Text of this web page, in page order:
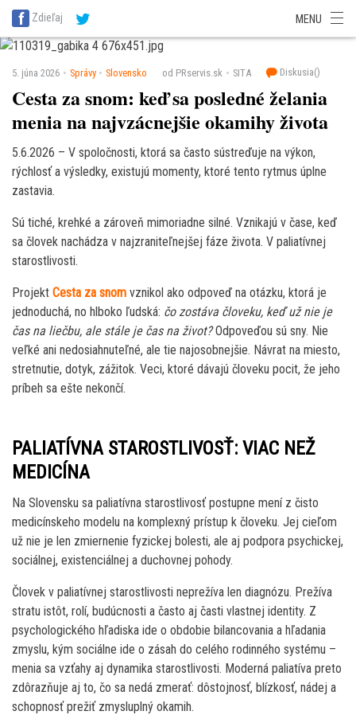
SITA Energetika
SITA Potravinárstvo
Zdieľaj MENU
5. júna 2026 Správy Slovensko od PRservis.sk SITA Diskusia()
Cesta za snom: keď sa posledné želania
menia na najvzácnejšie okamihy života
5.6.2026 – V spoločnosti, ktorá sa často sústreďuje na výkon,
rýchlosť a výsledky, existujú momenty, ktoré tento rytmus úplne
zastavia.
Sú tiché, krehké a zároveň mimoriadne silné. Vznikajú v čase, keď
sa človek nachádza v najzraniteľnejšej fáze života. V paliatívnej
starostlivosti.
Projekt Cesta za snom vznikol ako odpoveď na otázku, ktorá je
jednoduchá, no hlboko ľudská: čo zostáva človeku, keď už nie je
čas na liečbu, ale stále je čas na život?Odpoveďou sú sny. Nie
veľké ani nedosiahnuteľné, ale tie najosobnejšie. Návrat na miesto,
stretnutie, dotyk, zážitok. Veci, ktoré dávajú človeku pocit, že jeho
príbeh sa ešte nekončí.
PALIATÍVNA STAROSTLIVOSŤ: VIAC NEŽ
MEDICÍNA
Na Slovensku sa paliatívna starostlivosť postupne mení z čisto
medicínskeho modelu na komplexný prístup k človeku. Jej cieľom
už nie je len zmiernenie fyzickej bolesti, ale aj podpora psychickej,
sociálnej, existenciálnej a duchovnej pohody.
Človek v paliatívnej starostlivosti neprežíva len diagnózu. Prežíva
stratu istôt, rolí, budúcnosti a často aj časti vlastnej identity. Z
psychologického hľadiska ide o obdobie bilancovania a hľadania
zmyslu, kým sociálne ide o zásah do celého rodinného systému –
menia sa vzťahy aj dynamika starostlivosti. Moderná paliatíva preto
zdôrazňuje aj to, čo sa nedá zmerať: dôstojnosť, blízkosť, nádej a
schopnosť prežiť zmysluplný okamih.